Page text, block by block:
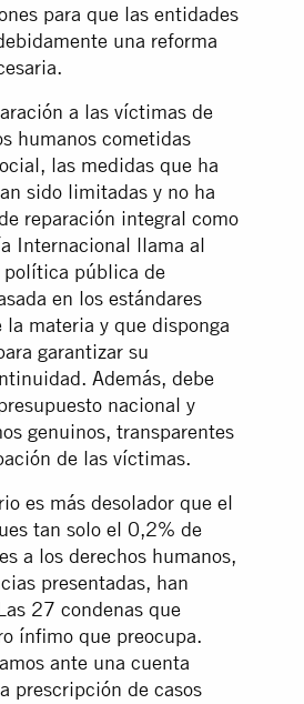
para que las entidades
una reforma
a las víctimas de
humanos cometidas
las medidas que ha
sido limitadas y no ha
reparación integral como
Internacional llama al
política pública de
en los estándares
materia y que disponga
garantizar su
Además, debe
nacional y
genuinos, transparentes
de las víctimas.
es más desolador que el
tan solo el 0,2% de
a los derechos humanos,
presentadas, han
27 condenas que
ínfimo que preocupa.
ante una cuenta
prescripción de casos